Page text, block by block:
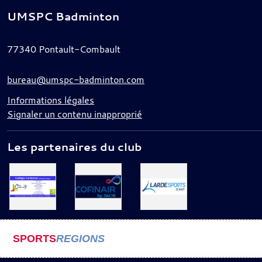
UMSPC Badminton
77340 Pontault-Combault
bureau@umspc-badminton.com
Informations légales
Signaler un contenu inapproprié
Les partenaires du club
SPORTSREGIONS